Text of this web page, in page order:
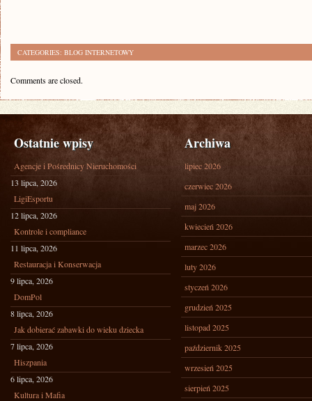
CATEGORIES: BLOG INTERNETOWY
Comments are closed.
Ostatnie wpisy
Agencje i Pośrednicy Nieruchomości
13 lipca, 2026
LigiEsportu
12 lipca, 2026
Kontrole i compliance
11 lipca, 2026
Restauracja i Konserwacja
9 lipca, 2026
DomPol
8 lipca, 2026
Jak dobierać zabawki do wieku dziecka
7 lipca, 2026
Hiszpania
6 lipca, 2026
Kultura i Mafia
Archiwa
lipiec 2026
czerwiec 2026
maj 2026
kwiecień 2026
marzec 2026
luty 2026
styczeń 2026
grudzień 2025
listopad 2025
październik 2025
wrzesień 2025
sierpień 2025